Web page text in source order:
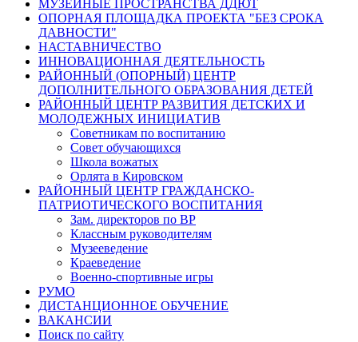
МУЗЕЙНЫЕ ПРОСТРАНСТВА ДДЮТ
ОПОРНАЯ ПЛОЩАДКА ПРОЕКТА "БЕЗ СРОКА
ДАВНОСТИ"
НАСТАВНИЧЕСТВО
ИННОВАЦИОННАЯ ДЕЯТЕЛЬНОСТЬ
РАЙОННЫЙ (ОПОРНЫЙ) ЦЕНТР
ДОПОЛНИТЕЛЬНОГО ОБРАЗОВАНИЯ ДЕТЕЙ
РАЙОННЫЙ ЦЕНТР РАЗВИТИЯ ДЕТСКИХ И
МОЛОДЕЖНЫХ ИНИЦИАТИВ
Советникам по воспитанию
Совет обучающихся
Школа вожатых
Орлята в Кировском
РАЙОННЫЙ ЦЕНТР ГРАЖДАНСКО-
ПАТРИОТИЧЕСКОГО ВОСПИТАНИЯ
Зам. директоров по ВР
Классным руководителям
Музееведение
Краеведение
Военно-спортивные игры
РУМО
ДИСТАНЦИОННОЕ ОБУЧЕНИЕ
ВАКАНСИИ
Поиск по сайту